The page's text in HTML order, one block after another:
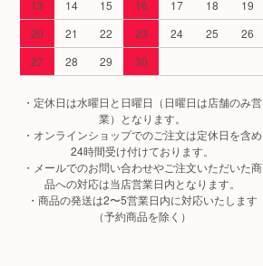
13
14 15 16 17 18
19
20
21 22 23 24 25
26
27
28 29 30
・定休日は水曜日と日曜日（日曜日は店舗のみ営
業）となります。
・オンラインショップでのご注文は定休日を含め
24時間受け付けております。
・メールでのお問い合わせやご注文いただいた商
品への対応は当店営業日内となります。
・商品の発送は2〜5営業日内に対応いたします
（予約商品を除く）